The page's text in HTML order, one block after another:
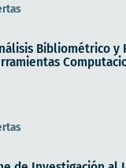
Bibliométrico y